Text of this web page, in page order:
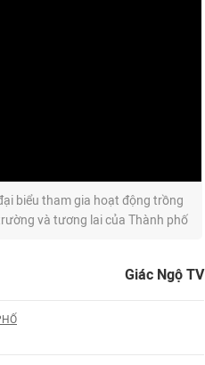
biểu tham gia hoạt động trồng
và tương lai của Thành phố
Giác Ngộ TV